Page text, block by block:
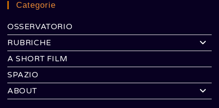
Categorie
OSSERVATORIO
RUBRICHE
A SHORT FILM
SPAZIO
ABOUT